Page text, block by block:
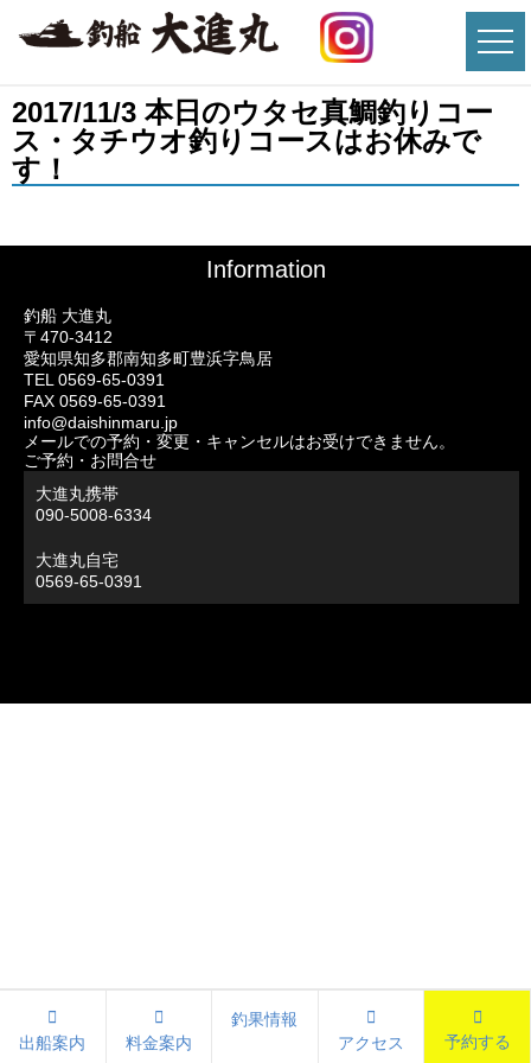
2017/11/3 本日のウタセ真鯛釣りコー
ス・タチウオ釣りコースはお休みで
す！
Information
釣船 大進丸
〒470-3412
愛知県知多郡南知多町豊浜字鳥居
TEL 0569-65-0391
FAX 0569-65-0391
info@daishinmaru.jp
メールでの予約・変更・キャンセルはお受けできません。
ご予約・お問合せ
大進丸携帯
090-5008-6334
大進丸自宅
0569-65-0391
出船案内 料金案内
釣果情報
アクセス
予約する